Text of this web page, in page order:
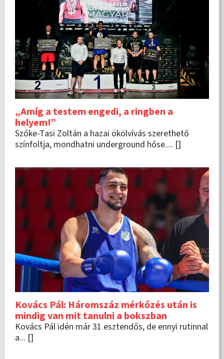
„Amíg a testem engedi, a ringben a
helyem!”
Szőke-Tasi Zoltán a hazai ökölvívás szerethető
színfoltja, mondhatni underground hőse.... []
Kovács Pál: Háromszáz mérkőzés után is
mindig van mit tanulni a bokszban
Kovács Pál idén már 31 esztendős, de ennyi rutinnal
a... []